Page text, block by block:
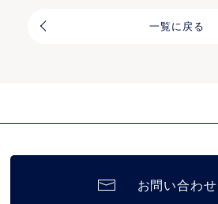
一覧に戻る
お問い合わせ